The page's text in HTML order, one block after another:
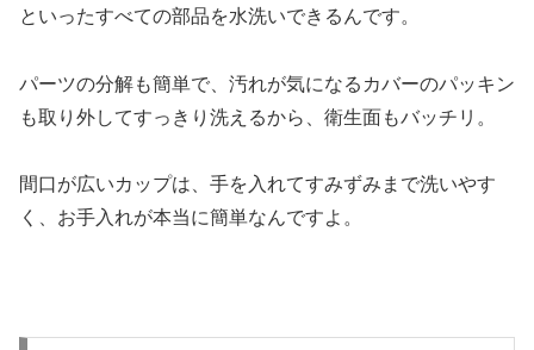
といったすべての部品を水洗いできるんです。
パーツの分解も簡単で、汚れが気になるカバーのパッキン
も取り外してすっきり洗えるから、衛生面もバッチリ。
間口が広いカップは、手を入れてすみずみまで洗いやす
く、お手入れが本当に簡単なんですよ。